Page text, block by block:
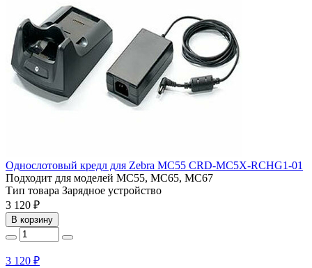
Однослотовый кредл для Zebra MC55 CRD-MC5X-RCHG1-01
Подходит для моделей MC55, MC65, MC67
Тип товара Зарядное устройство
3 120 ₽
В корзину
3 120 ₽